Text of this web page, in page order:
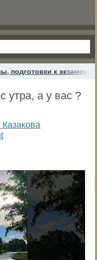
подготовки к
утра, а у вас ?